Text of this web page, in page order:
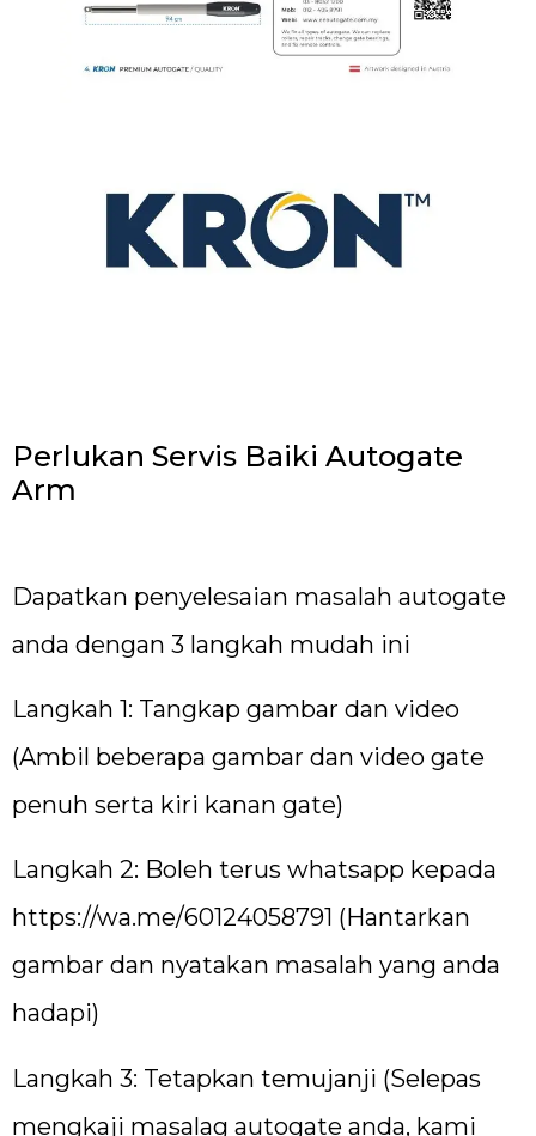
Perlukan Servis Baiki Autogate
Arm
Dapatkan penyelesaian masalah autogate
anda dengan 3 langkah mudah ini
Langkah 1: Tangkap gambar dan video
(Ambil beberapa gambar dan video gate
penuh serta kiri kanan gate)
Langkah 2: Boleh terus whatsapp kepada
https://wa.me/60124058791 (Hantarkan
gambar dan nyatakan masalah yang anda
hadapi)
Langkah 3: Tetapkan temujanji (Selepas
mengkaji masalag autogate anda, kami